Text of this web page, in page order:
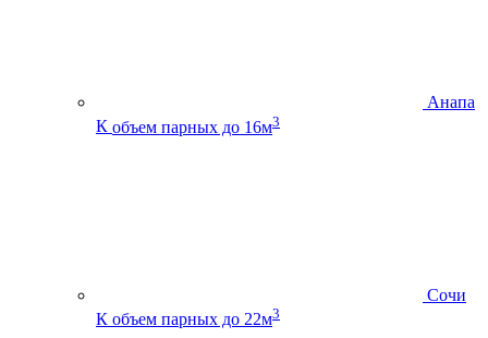
Анапа
К объем парных до 16м3
Сочи
К объем парных до 22м3